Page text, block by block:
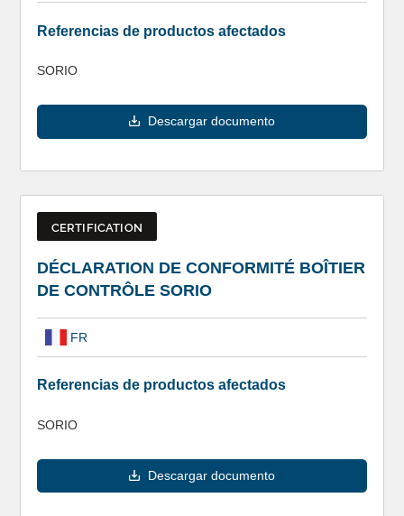
Referencias de productos afectados
SORIO
Descargar documento
CERTIFICATION
DÉCLARATION DE CONFORMITÉ BOÎTIER
DE CONTRÔLE SORIO
FR
Referencias de productos afectados
SORIO
Descargar documento